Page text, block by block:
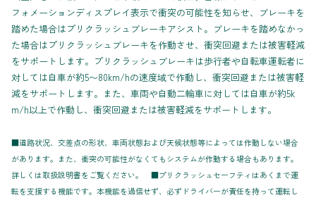
フォメーションディスプレイ表示で衝突の可能性を知らせ、ブレーキを
踏めた場合はプリクラッシュブレーキアシスト。ブレーキを踏めなかっ
た場合はプリクラッシュブレーキを作動させ、衝突回避または被害軽減
をサポートします。プリクラッシュブレーキは歩行者や自転車運転者に
対しては自車が約5〜80km/hの速度域で作動し、衝突回避または被害軽
減をサポートします。また、車両や自動二輪車に対しては自車が約5k
m/h以上で作動し、衝突回避または被害軽減をサポートします。
■道路状況、交差点の形状、車両状態および天候状態等によっては作動しない場合
があります。また、衝突の可能性がなくてもシステムが作動する場合もあります。
詳しくは取扱説明書をご覧ください。 ■プリクラッシュセーフティはあくまで運
転を支援する機能です。本機能を過信せず、必ずドライバーが責任を持って運転し